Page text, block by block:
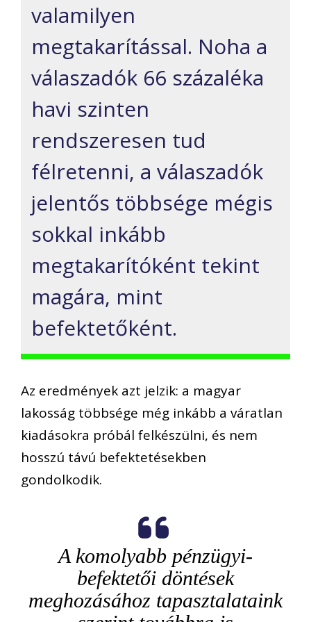
valamilyen
megtakarítással. Noha a
válaszadók 66 százaléka
havi szinten
rendszeresen tud
félretenni, a válaszadók
jelentős többsége mégis
sokkal inkább
megtakarítóként tekint
magára, mint
befektetőként.
Az eredmények azt jelzik: a magyar
lakosság többsége még inkább a váratlan
kiadásokra próbál felkészülni, és nem
hosszú távú befektetésekben
gondolkodik.
A komolyabb pénzügyi-
befektetői döntések
meghozásához tapasztalataink